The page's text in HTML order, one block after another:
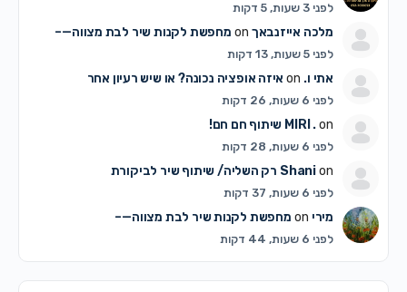
לפני 3 שעות, 5 דקות
מלכה אייזנבאךon מחפשת לקנות שיר לבת מצווה—–
לפני 5 שעות, 13 דקות
אתי ו. איזה אופציה נכונה? או שיש רעיון אחר
לפני 6 שעות, 26 דקות
MIRI . on שיתוף חם חם!
לפני 6 שעות, 28 דקות
Shani on רק השליה/ שיתוף שיר לביקורת
לפני 6 שעות, 37 דקות
מיריon מחפשת לקנות שיר לבת מצווה—–
לפני 6 שעות, 44 דקות